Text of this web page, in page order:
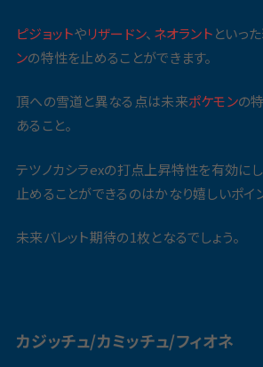
ピジョットやリザードン、 ネオラントといっ
ンの特性を止めることができます。
頂への雪道と異なる点は未来ポケモンの
あること。
テツノカシラexの打点上昇特性を有効に
止めることができるのはかなり嬉しいポイ
未来バレット期待の1枚となるでしょう。
カジッチュ/カミッチュ/フィオネ